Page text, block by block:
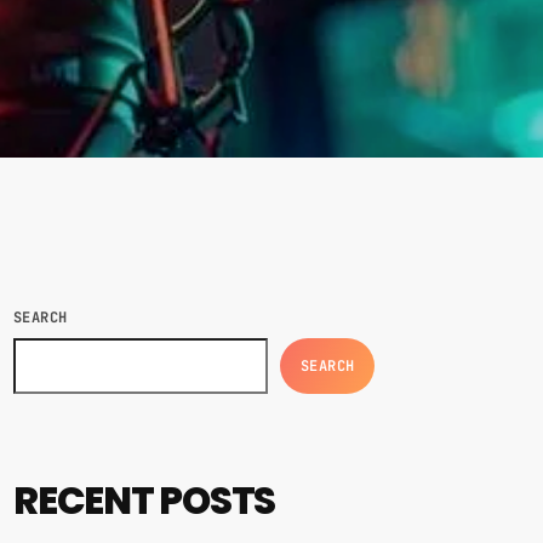
SEARCH
SEARCH
RECENT POSTS